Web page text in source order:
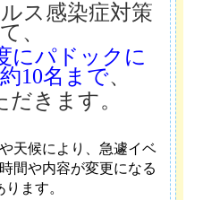
ス感染症対策
、
にパドックに
10名まで、
きます。
天候により、急遽イベ
間や内容が変更になる
ります。